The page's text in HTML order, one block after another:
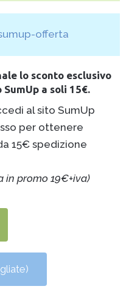
offerta
lo sconto esclusivo
a soli 15€.
al sito SumUp
per ottenere
15€ spedizione
in promo 19€+iva)